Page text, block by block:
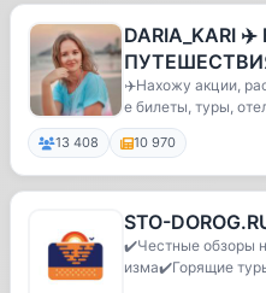
DARIA_KARI
✈️Нахожу акции,
е билеты, туры,
13 408 10 970
STO-
✔️Честные обзоры
изма✔️Горящие